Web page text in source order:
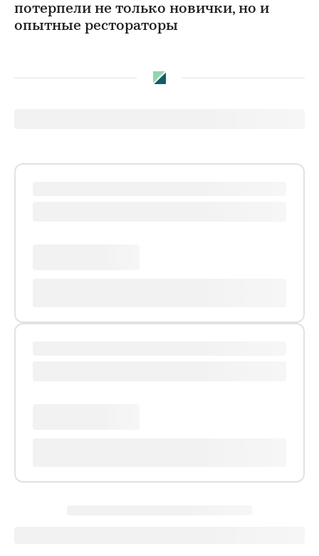
потерпели не только новички, но и
опытные рестораторы